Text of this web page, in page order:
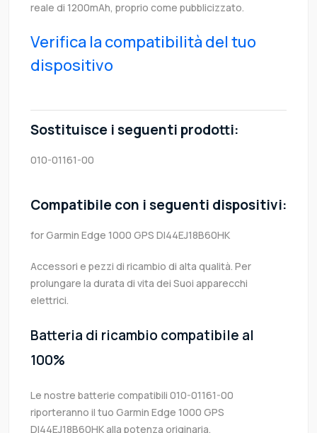
reale di 1200mAh, proprio come pubblicizzato.
Verifica la compatibilità del tuo
dispositivo
Sostituisce i seguenti prodotti:
010-01161-00
Compatibile con i seguenti dispositivi:
for Garmin Edge 1000 GPS DI44EJ18B60HK
Accessori e pezzi di ricambio di alta qualità. Per
prolungare la durata di vita dei Suoi apparecchi
elettrici.
Batteria di ricambio compatibile al
100%
Le nostre batterie compatibili 010-01161-00
riporteranno il tuo Garmin Edge 1000 GPS
DI44EJ18B60HK alla potenza originaria.